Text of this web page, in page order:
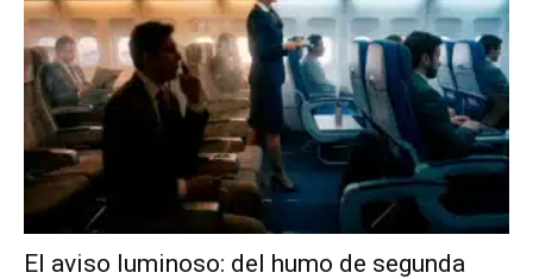
El aviso luminoso: del humo de segunda